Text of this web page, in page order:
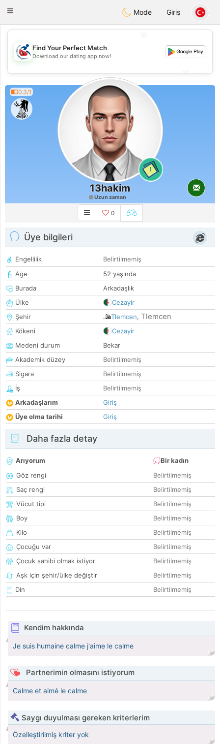
Handi Space
Toggle
Mode Giriş
💖
💕
Find Your Perfect Match
Download our dating app now!
0.3/1
1
13hakim
Uzun zaman
0
Üye bilgileri
Engellilik
Belirtilmemiş
Age
52 yaşında
Burada
Arkadaşlık
Ülke
Cezayir
Şehir
Tlemcen, Tlemcen
Kökeni
Cezayir
Medeni durum
Bekar
Akademik düzey
Belirtilmemiş
Sigara
Belirtilmemiş
İş
Belirtilmemiş
Arkadaşlarım
Giriş
Üye olma tarihi
Giriş
Daha fazla detay
Arıyorum
Bir kadın
Göz rengi
Belirtilmemiş
Saç rengi
Belirtilmemiş
Vücut tipi
Belirtilmemiş
Boy
Belirtilmemiş
Kilo
Belirtilmemiş
Çocuğu var
Belirtilmemiş
Çocuk sahibi olmak istiyor
Belirtilmemiş
Aşk için şehir/ülke değiştir
Belirtilmemiş
Din
Belirtilmemiş
Kendim hakkında
Je suis humaine calme j'aime le calme
Partnerimin olmasını istiyorum
Calme et aimé le calme
Saygı duyulması gereken kriterlerim
Özelleştirilmiş kriter yok